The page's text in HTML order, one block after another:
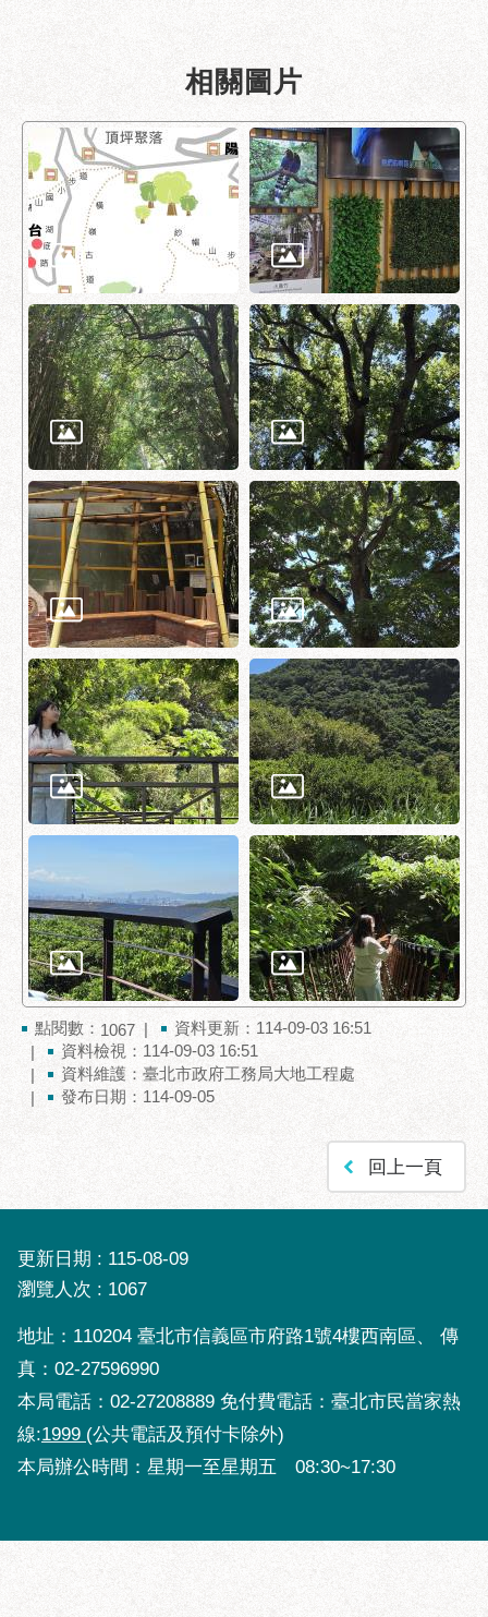
陳
統
政
府
網
站
資
料
放
宣
告
隱
私
權
及
資
訊
安
全
政
策
聯
絡
方
式
本
局
暨
所
屬
各
處
聯
絡
電
話
相關圖片
點閱數： 1067
資料更新：114-09-03 16:51
資料檢視：114-09-03 16:51
資料維護：臺北市政府工務局大地工程處
發布日期：114-09-05
回上一頁
更新日期
115-08-09
瀏覽人次
1067
地址：110204 臺北市信義區市府路1號4樓西南區、 傳
真：02-27596990
本局電話：02-27208889 免付費電話：臺北市民當家熱
線:1999 (公共電話及預付卡除外)
本局辦公時間：星期一至星期五 08:30~17:30